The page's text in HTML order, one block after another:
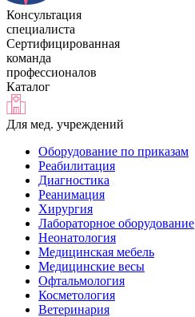
Консультация
специалиста
Сертифицированная
команда
профессионалов
Каталог
Для мед. учреждений
Оборудование по приказам
Реабилитация
Диагностика
Реанимация
Хирургия
Лабораторное оборудование
Неонатология
Медицинская мебель
Медицинские весы
Офтальмология
Косметология
Ветеринария